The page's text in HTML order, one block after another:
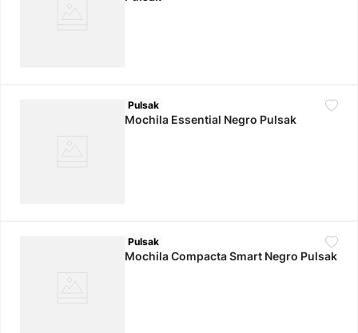
Pulsak
Mochila Essential Negro Pulsak
Pulsak
Mochila Compacta Smart Negro Pulsak